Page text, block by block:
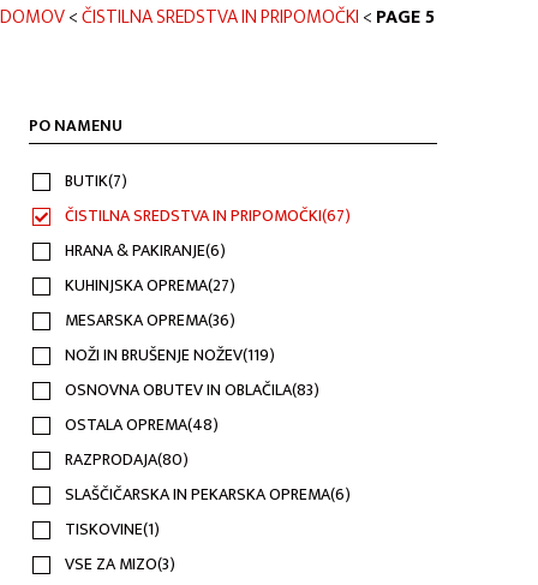
DOMOV<ČISTILNA SREDSTVA IN PRIPOMOČKI<PAGE 5
PO NAMENU
BUTIK(7)
ČISTILNA SREDSTVA IN PRIPOMOČKI(67)
HRANA & PAKIRANJE(6)
KUHINJSKA OPREMA(27)
MESARSKA OPREMA(36)
NOŽI IN BRUŠENJE NOŽEV(119)
OSNOVNA OBUTEV IN OBLAČILA(83)
OSTALA OPREMA(48)
RAZPRODAJA(80)
SLAŠČIČARSKA IN PEKARSKA OPREMA(6)
TISKOVINE(1)
VSE ZA MIZO(3)